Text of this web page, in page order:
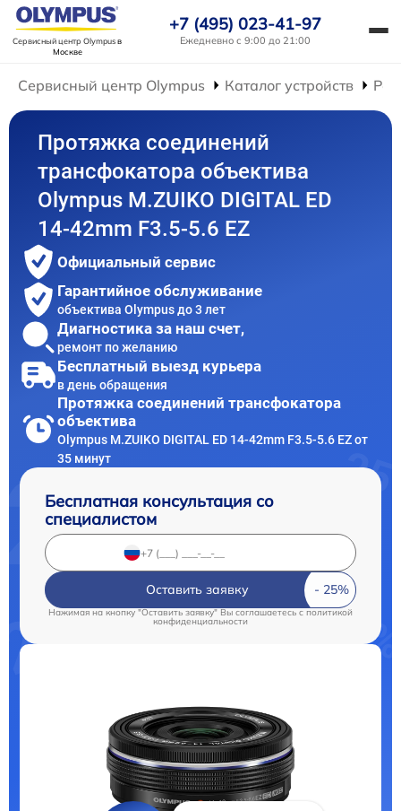
Сервисный центр Olympusв
Москве
+7 (495) 023-41-97
Ежедневно с 9:00 до 21:00
Сервисный центр Olympus Каталог устройств
Протяжка соединений
трансфокатора объектива
Olympus M.ZUIKO DIGITAL ED
14-42mm F3.5-5.6 EZ
Официальный сервис
Гарантийное обслуживание
объектива Olympus до 3 лет
Диагностика за наш счет,
ремонт по желанию
Бесплатный выезд курьера
в день обращения
Протяжка соединений трансфокатора
объектива
Olympus M.ZUIKO DIGITAL ED 14-42mm F3.5-5.6 EZ от
35 минут
Бесплатная консультация со
специалистом
Оставить заявку
Нажимая на кнопку "Оставить заявку" Вы соглашаетесь c политикой
конфиденциальности